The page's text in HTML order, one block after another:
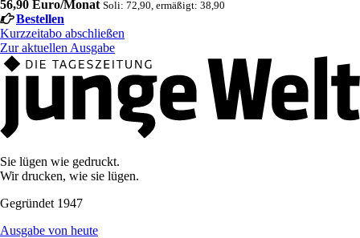
56,90 Euro/Monat Soli: 72,90, ermäßigt: 38,90
Bestellen
Kurzzeitabo abschließen
Zur aktuellen Ausgabe
Sie lügen wie gedruckt.
Wir drucken, wie sie lügen.
Gegründet 1947
Ausgabe von heute